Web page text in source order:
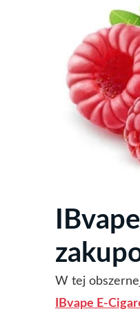
W tej
IBvape E-